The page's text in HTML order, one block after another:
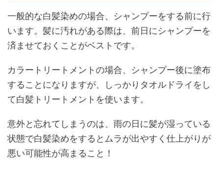
一般的な白髪染めの場合、シャンプーをする前に行
います。髪に汚れがある際は、前日にシャンプーを
済ませておくことがベストです。
カラートリートメントの場合、シャンプー後に塗布
することになりますが、しっかりタオルドライをし
て白髪トリートメントを使います。
意外と忘れてしまうのは、雨の日に髪が湿っている
状態で白髪染めをするとムラが出やすく仕上がりが
悪い可能性が高まること！